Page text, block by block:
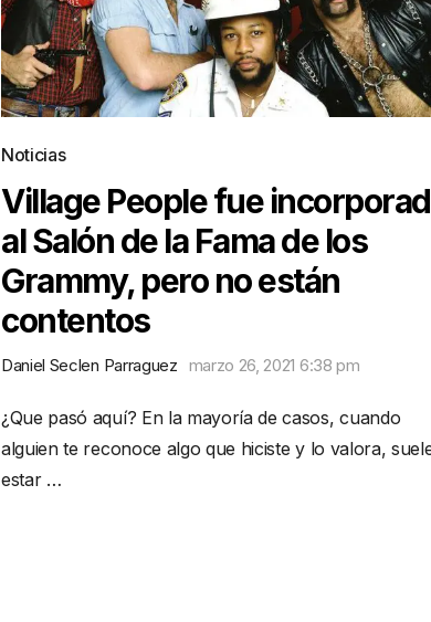
Noticias
Village People fue
al Salón de la Fama de los
Grammy, pero no están
contentos
Daniel Seclen Parraguez marzo 26, 2021 6:38 pm
¿Que pasó aquí? En la mayoría de casos, cuando
alguien te reconoce algo que hiciste y lo valora,
estar …